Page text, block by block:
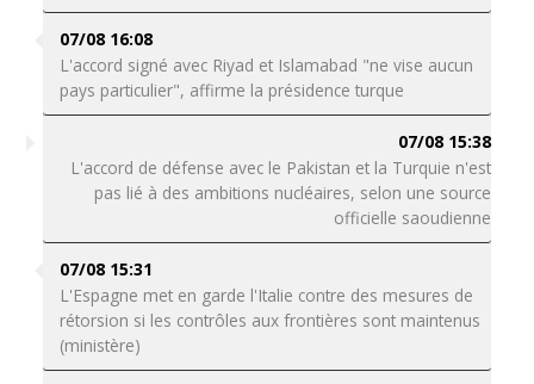
07/08 16:08
L'accord signé avec Riyad et Islamabad "ne vise aucun
pays particulier", affirme la présidence turque
07/08 15:38
L'accord de défense avec le Pakistan et la Turquie n'est
pas lié à des ambitions nucléaires, selon une source
officielle saoudienne
07/08 15:31
L'Espagne met en garde l'Italie contre des mesures de
rétorsion si les contrôles aux frontières sont maintenus
(ministère)